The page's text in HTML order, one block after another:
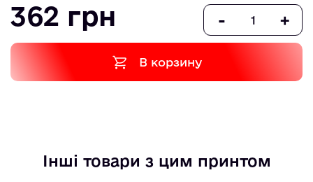
362 грн - +
В корзину
Інші товари з цим принтом